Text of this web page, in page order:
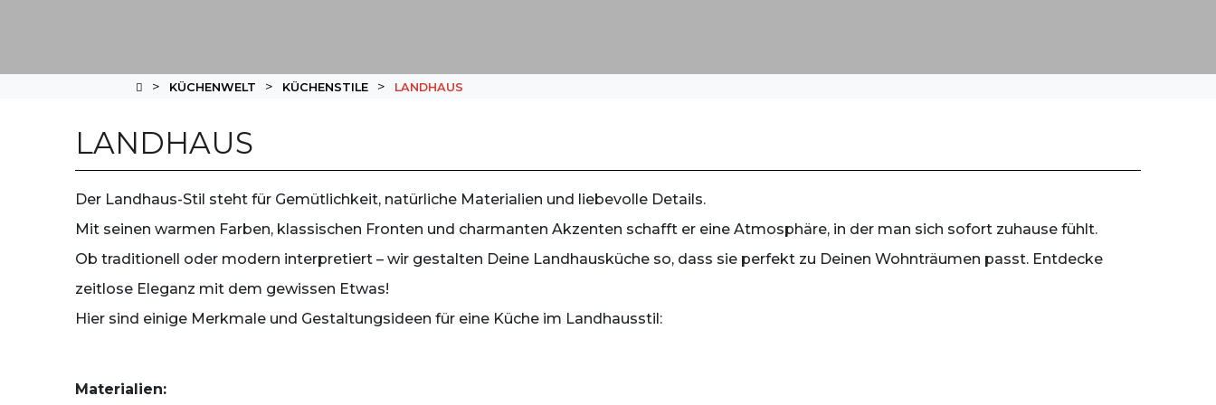
KÜCHENWELT KÜCHENSTILE LANDHAUS
LANDHAUS
Der Landhaus-Stil steht für Gemütlichkeit, natürliche Materialien und liebevolle Details.
Mit seinen warmen Farben, klassischen Fronten und charmanten Akzenten schafft er eine Atmosphäre, in der man sich sofort zuhause fühlt.
Ob traditionell oder modern interpretiert – wir gestalten Deine Landhausküche so, dass sie perfekt zu Deinen Wohnträumen passt. Entdecke
zeitlose Eleganz mit dem gewissen Etwas!
Hier sind einige Merkmale und Gestaltungsideen für eine Küche im Landhausstil:
Materialien: